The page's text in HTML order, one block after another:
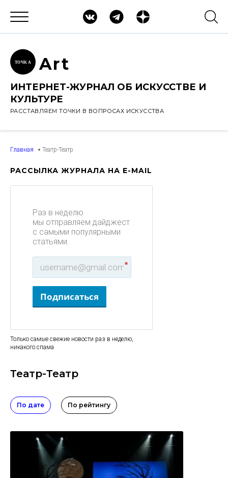
ТОЧК А Art
ИНТЕРНЕТ-ЖУРНАЛ ОБ ИСКУССТВЕ И
КУЛЬТУРЕ
РАССТАВЛЯЕМ ТОЧКИ В ВОПРОСАХ ИСКУССТВА
Главная Театр-Театр
РАССЫЛКА ЖУРНАЛА НА E-MAIL
Раз в неделю
мы отправляем дайджест
с самыми популярными
статьями.
*
Подписаться
Только самые свежие новости раз в неделю,
никакого спама
Театр-Театр
По дате По рейтингу